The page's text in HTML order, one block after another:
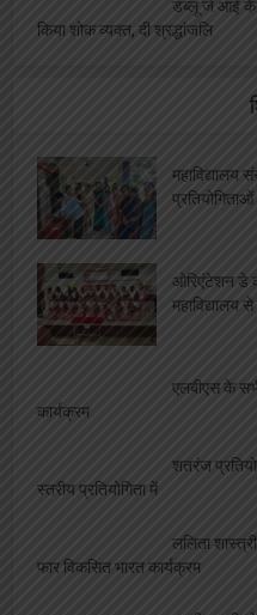
डब्लू जे आई के
किया शोक व्यक्त, दी श्रद्धांजलि
महाविद्यालय
ओरिएंटेशन डे
महाविद्यालय
एलबीएस के
कार्यक्रम
शतरंज
स्तरीय प्रतियोगिता में
ललिता
फार विकसित भारत कार्यक्रम